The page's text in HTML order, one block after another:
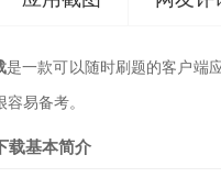
是一款可以随时刷题的客户端
易备考。
载基本简介